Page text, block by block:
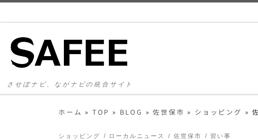
させぼナビ、ながナビの統合サイト
ホーム » TOP » BLOG » 佐世保市 » ショッピング »
ショッピング ローカルニュース 佐世保市 習い事